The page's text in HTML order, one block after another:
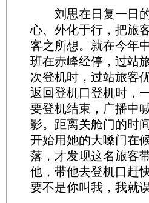
刘思在日复一日的
心、外化于行，把旅
客之所想。就在今年
班在赤峰经停，过站
次登机时，过站旅客
返回登机口登机时，
要登机结束，广播中
影。距离关舱门的时
开始用她的大嗓门在
落，才发现这名旅客
他，带他去登机口赶
要不是你叫我，我就